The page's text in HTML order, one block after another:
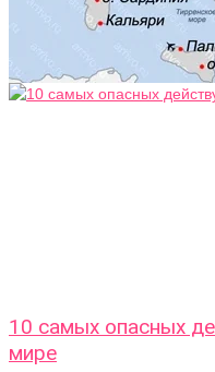
10 самых опасных
мире